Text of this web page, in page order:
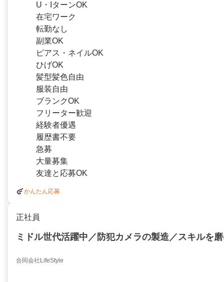
U・IターンOK
在宅ワーク
転勤なし
副業OK
ピアス・ネイルOK
ひげOK
髪型髪色自由
服装自由
ブランクOK
フリーター歓迎
経験者優遇
履歴書不要
急募
大量募集
友達と応募OK
かんたん応募
正社員
ミドル世代活躍中／防犯カメラの製造／スキルを
合同会社LifeStyle